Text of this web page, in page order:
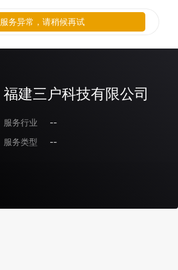
福建三户科技有限公司
服务行业
--
服务类型
--
服务异常，请稍候再试